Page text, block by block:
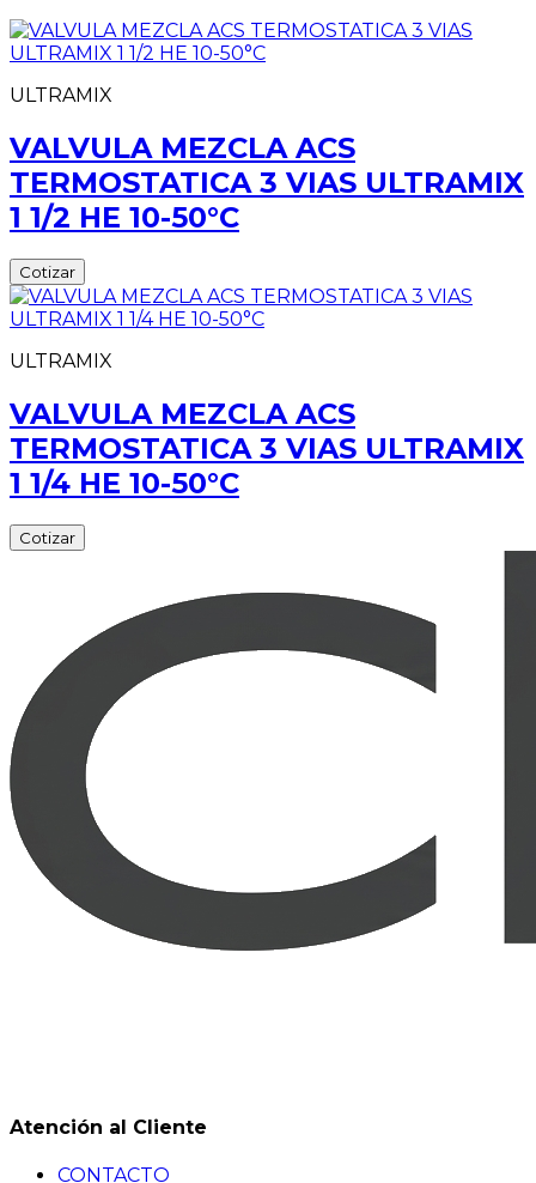
ULTRAMIX
VALVULA MEZCLA ACS
TERMOSTATICA 3 VIAS ULTRAMIX
1 1/2 HE 10-50°C
Cotizar
ULTRAMIX
VALVULA MEZCLA ACS
TERMOSTATICA 3 VIAS ULTRAMIX
1 1/4 HE 10-50°C
Cotizar
Atención al Cliente
CONTACTO